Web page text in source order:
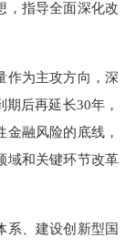
，指导全面深化改
为主攻方向，深
后再延长30年，
融风险的底线，
和关键环节改革
、建设创新型国